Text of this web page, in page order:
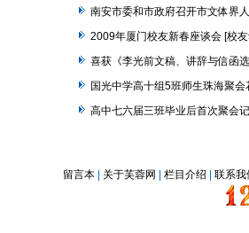
南安市委和市政府召开市文体界
2009年厦门校友新春座谈会 [校
喜获《李光前文稿、讲辞与信函
国光中学高十组5班师生珠海聚会
高中七六届三班毕业后首次聚会
留言本| 关于芙蓉网 栏目介绍 联系我